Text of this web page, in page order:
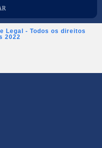
Legal - Todos os direitos
2022